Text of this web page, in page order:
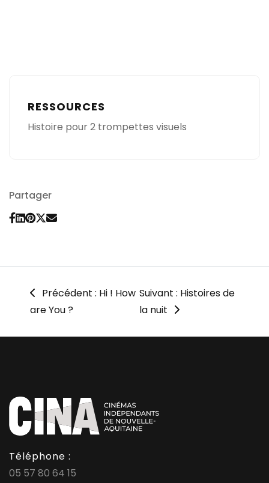
RESSOURCES
Histoire pour 2 trompettes visuels
Partager
Précédent : Hi ! How
are You ?
Suivant : Histoires de
la nuit
Téléphone :
05 57 80 64 15